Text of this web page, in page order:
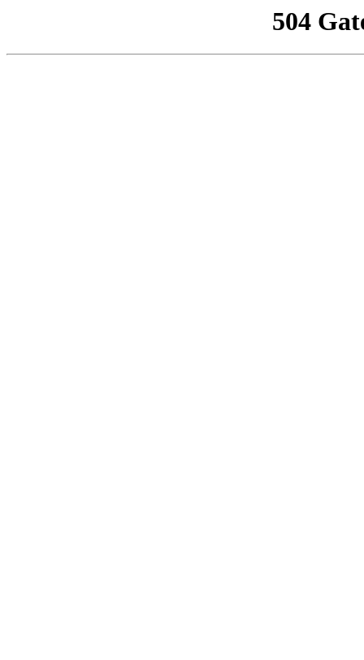
504